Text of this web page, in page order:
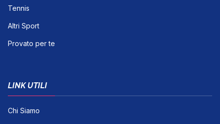
Tennis
Altri Sport
Provato per te
LINK UTILI
Chi Siamo